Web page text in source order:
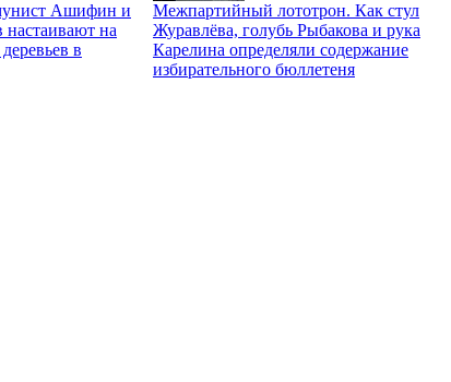
Ашифин и
настаивают на
в
Межпартийный лототрон. Как стул
Журавлёва, голубь Рыбакова и рука
Карелина определяли содержание
избирательного бюллетеня